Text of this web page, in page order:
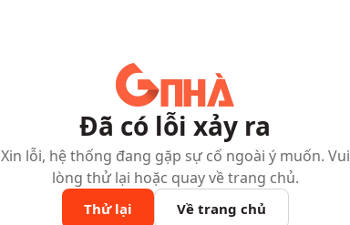
Đã có lỗi xảy ra
Xin lỗi, hệ thống đang gặp sự cố ngoài ý muốn. Vui
lòng thử lại hoặc quay về trang chủ.
Thử lại Về trang chủ